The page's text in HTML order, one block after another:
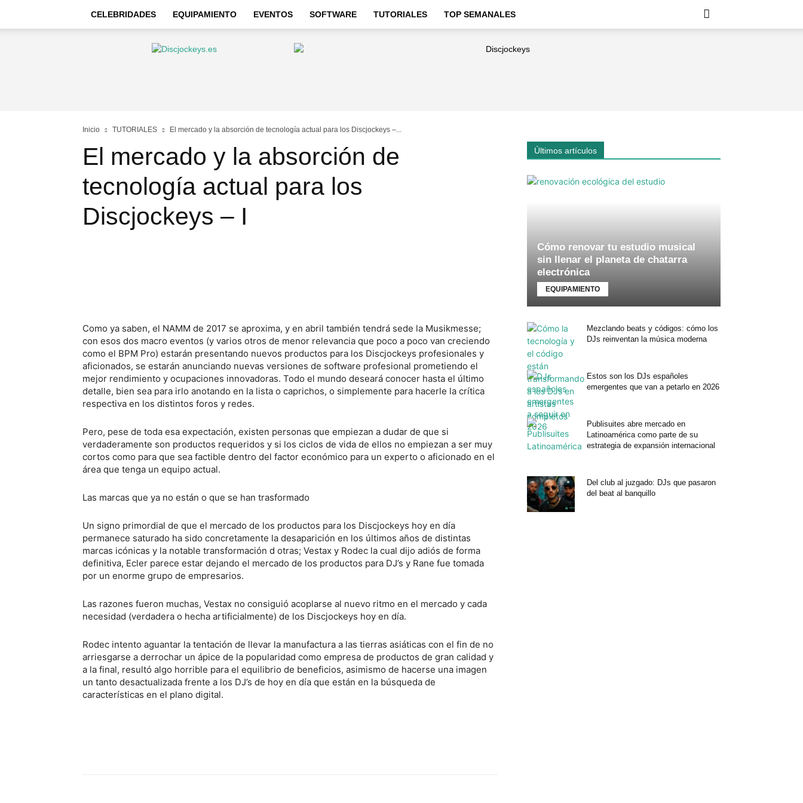
CELEBRIDADES EQUIPAMIENTO EVENTOS SOFTWARE TUTORIALES TOP SEMANALES
Discjockeys
Inicio TUTORIALES El mercado y la absorción de tecnología actual para los Discjockeys –...
El mercado y la absorción de
tecnología actual para los
Discjockeys – I
Como ya saben, el NAMM de 2017 se aproxima, y en abril también tendrá sede la Musikmesse;
con esos dos macro eventos (y varios otros de menor relevancia que poco a poco van creciendo
como el BPM Pro) estarán presentando nuevos productos para los Discjockeys profesionales y
aficionados, se estarán anunciando nuevas versiones de software profesional prometiendo el
mejor rendimiento y ocupaciones innovadoras. Todo el mundo deseará conocer hasta el último
detalle, bien sea para irlo anotando en la lista o caprichos, o simplemente para hacerle la crítica
respectiva en los distintos foros y redes.
Pero, pese de toda esa expectación, existen personas que empiezan a dudar de que si
verdaderamente son productos requeridos y si los ciclos de vida de ellos no empiezan a ser muy
cortos como para que sea factible dentro del factor económico para un experto o aficionado en el
área que tenga un equipo actual.
Las marcas que ya no están o que se han trasformado
Un signo primordial de que el mercado de los productos para los Discjockeys hoy en día
permanece saturado ha sido concretamente la desaparición en los últimos años de distintas
marcas icónicas y la notable transformación d otras; Vestax y Rodec la cual dijo adiós de forma
definitiva, Ecler parece estar dejando el mercado de los productos para DJ’s y Rane fue tomada
por un enorme grupo de empresarios.
Las razones fueron muchas, Vestax no consiguió acoplarse al nuevo ritmo en el mercado y cada
necesidad (verdadera o hecha artificialmente) de los Discjockeys hoy en día.
Rodec intento aguantar la tentación de llevar la manufactura a las tierras asiáticas con el fin de no
arriesgarse a derrochar un ápice de la popularidad como empresa de productos de gran calidad y
a la final, resultó algo horrible para el equilibrio de beneficios, asimismo de hacerse una imagen
un tanto desactualizada frente a los DJ’s de hoy en día que están en la búsqueda de
características en el plano digital.
Últimos artículos
Cómo renovar tu estudio musical
sin llenar el planeta de chatarra
electrónica
EQUIPAMIENTO
Mezclando beats y códigos: cómo los
DJs reinventan la música moderna
Estos son los DJs españoles
emergentes que van a petarlo en 2026
Publisuites abre mercado en
Latinoamérica como parte de su
estrategia de expansión internacional
Del club al juzgado: DJs que pasaron
del beat al banquillo